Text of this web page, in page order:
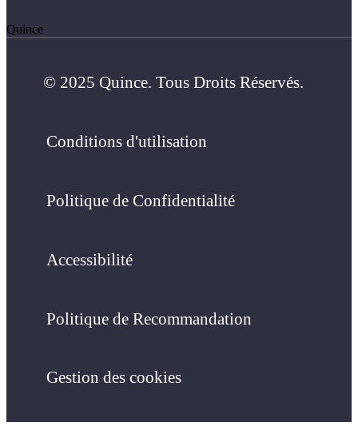
Quince
© 2025 Quince. Tous Droits Réservés.
Conditions d'utilisation
Politique de Confidentialité
Accessibilité
Politique de Recommandation
Gestion des cookies